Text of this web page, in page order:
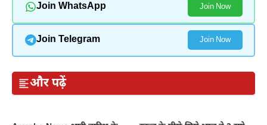
Join WhatsApp Join Now
Join Telegram Join Now
और पढ़ें